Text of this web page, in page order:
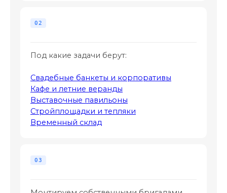
Под какие задачи берут:
Свадебные банкеты и корпоративы
Кафе и летние веранды
Выставочные павильоны
Стройплощадки и тепляки
Временный склад